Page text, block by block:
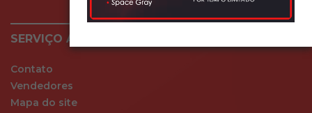
SERVIÇO AO CLIENTE
Contato
Vendedores
Mapa do site